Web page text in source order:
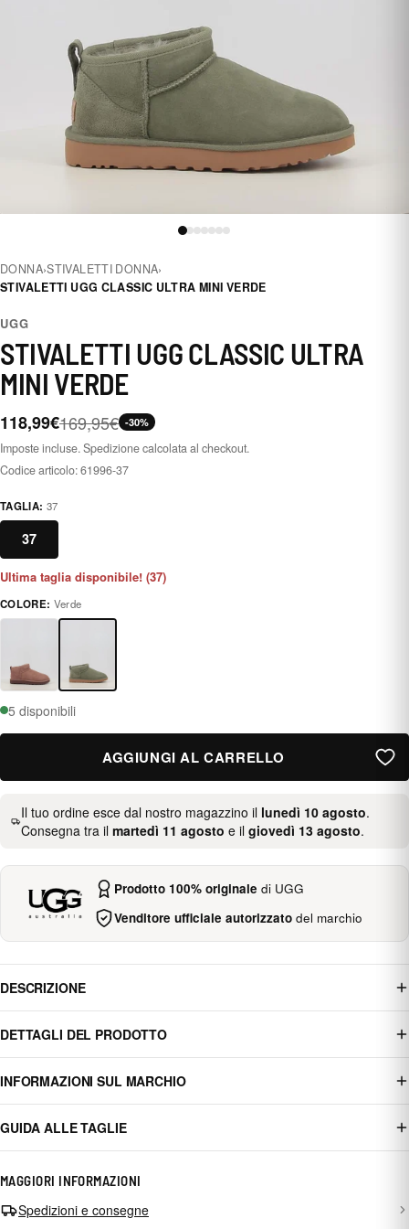
DONNA›STIVALETTI DONNA›
STIVALETTI UGG CLASSIC ULTRA MINI VERDE
UGG
STIVALETTI UGG CLASSIC ULTRA
MINI VERDE
118,99€169,95€ -30%
Imposte incluse. Spedizione calcolata al checkout.
Codice articolo:61996-37
TAGLIA: 37
37
Ultima taglia disponibile! (37)
verde
COLORE: Verde
5 disponibili
AGGIUNGI AL CARRELLO
Il tuo ordine esce dal nostro magazzino il lunedì 10 agosto.
Consegna tra il martedì 11 agosto e il giovedì 13 agosto.
Prodotto 100% originale di UGG
Venditore ufficiale autorizzatodel marchio
DESCRIZIONE
DETTAGLI DEL PRODOTTO
INFORMAZIONI SUL MARCHIO
GUIDA ALLE TAGLIE
MAGGIORI INFORMAZIONI
Spedizioni e consegne